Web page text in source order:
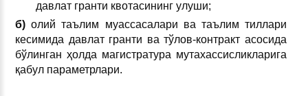
давлат гранти квотасининг улуши;
б) олий таълим муассасалари ва таълим тиллари
кесимида давлат гранти ва тўлов-контракт асосида
бўлинган ҳолда магистратура мутахассисликларига
қабул параметрлари.